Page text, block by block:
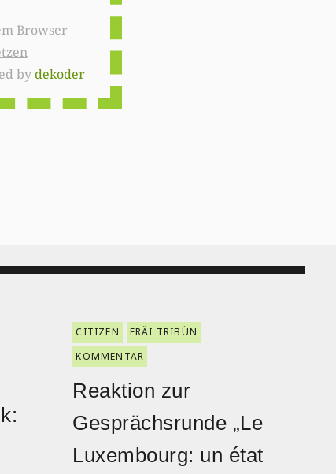
bydekoder
CITIZEN
FRÄI TRIBÜN
KOMMENTAR
Reaktion zur
Gesprächsrunde „Le
Luxembourg: un état